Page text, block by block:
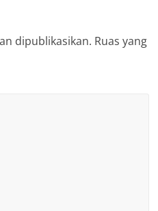
dipublikasikan. Ruas yang